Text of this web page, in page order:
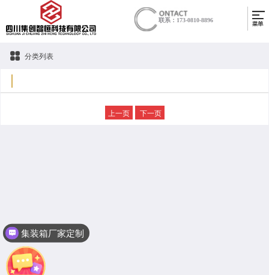
联系：173-0810-8896
分类列表
上一页 下一页
集装箱厂家定制